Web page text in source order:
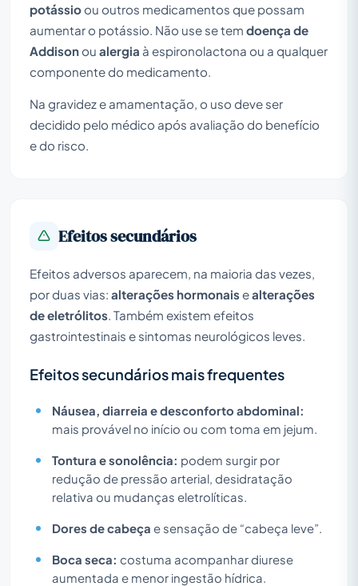
potássio ou outros medicamentos que possam
aumentar o potássio. Não use se tem doença de
Addison ou alergia à espironolactona ou a qualquer
componente do medicamento.
Na gravidez e amamentação, o uso deve ser
decidido pelo médico após avaliação do benefício
e do risco.
Efeitos secundários
Efeitos adversos aparecem, na maioria das vezes,
por duas vias: alterações hormonaisealterações
de eletrólitos . Também existem efeitos
gastrointestinais e sintomas neurológicos leves.
Efeitos secundários mais frequentes
Náusea, diarreia e desconforto abdominal:
mais provável no início ou com toma em jejum.
Tontura e sonolência: podem surgir por
redução de pressão arterial, desidratação
relativa ou mudanças eletrolíticas.
Dores de cabeça e sensação de “cabeça leve”.
Boca seca: costuma acompanhar diurese
aumentada e menor ingestão hídrica.